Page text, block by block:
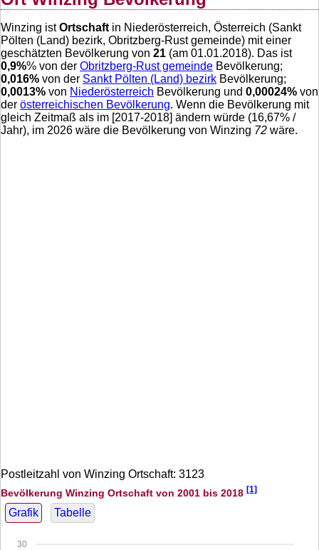
Winzing istOrtschaft in Niederösterreich, Österreich (Sankt
Pölten (Land) bezirk, Obritzberg-Rust gemeinde) mit einer
geschätzten Bevölkerung von 21 (am 01.01.2018). Das ist
0,9%% von der Obritzberg-Rust gemeinde Bevölkerung;
0,016% von der Sankt Pölten (Land) bezirk Bevölkerung;
0,0013% von Niederösterreich Bevölkerung und 0,00024% von
der österreichischen Bevölkerung. Wenn die Bevölkerung mit
gleich Zeitmaß als im [2017-2018] ändern würde (16,67% /
Jahr), im 2026 wäre die Bevölkerung von Winzing 72 wäre.
Postleitzahl von Winzing Ortschaft: 3123
Bevölkerung Winzing Ortschaft von 2001 bis 2018 [1]
Grafik Tabelle
30